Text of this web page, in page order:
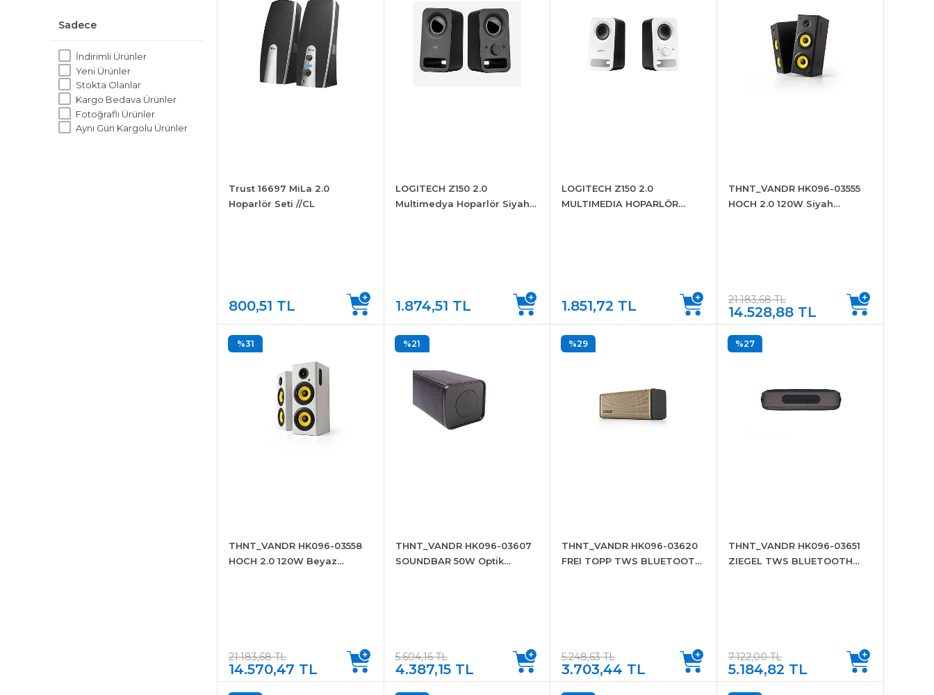
Sadece
İndirimli Ürünler
Yeni Ürünler
Stokta Olanlar
Kargo Bedava Ürünler
Fotoğraflı Ürünler
Aynı Gün Kargolu Ürünler
Trust 16697 MiLa 2.0
Hoparlör Seti //CL
800,51 TL
LOGITECH Z150 2.0
Multimedya Hoparlör Siyah
1.874,51 TL
LOGITECH Z150 2.0
MULTIMEDIA HOPARLÖR
1.851,72 TL
THNT_VANDR HK096-03555
HOCH 2.0 120W Siyah
21.183,68 TL
14.528,88 TL
THNT_VANDR HK096-03558
HOCH 2.0 120W Beyaz
21.183,68 TL
14.570,47 TL
%31
THNT_VANDR HK096-03607
SOUNDBAR 50W Optik
5.604,16 TL
4.387,15 TL
%21
THNT_VANDR HK096-03620
FREI TOPP TWS BLUETOOTH
5.248,63 TL
3.703,44 TL
%29
THNT_VANDR HK096-03651
ZIEGEL TWS BLUETOOTH
7.122,00 TL
5.184,82 TL
%27